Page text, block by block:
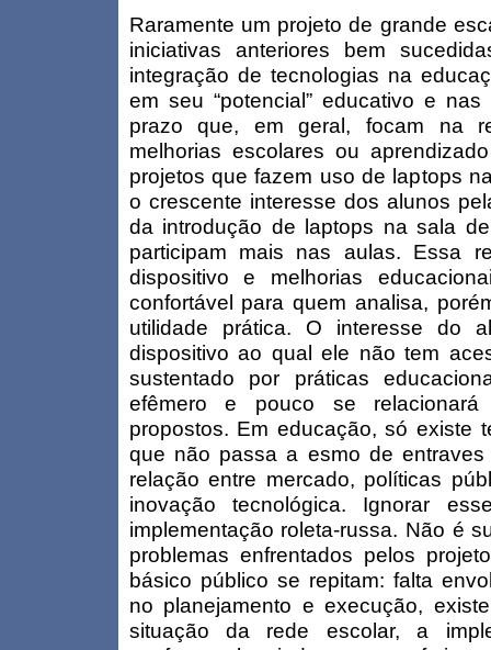
Raramente um projeto de grande
iniciativas anteriores bem
integração de tecnologias na
em seu “potencial” educativo e
prazo que, em geral, focam na
melhorias escolares ou
projetos que fazem uso de laptops
o crescente interesse dos alunos
da introdução de laptops na sala
participam mais nas aulas. Essa
dispositivo e melhorias
confortável para quem analisa,
utilidade prática. O interesse do
dispositivo ao qual ele não tem
sustentado por práticas
efêmero e pouco se relacionará
propostos. Em educação, só existe
que não passa a esmo de
relação entre mercado, políticas
inovação tecnológica. Ignorar
implementação roleta-russa. Não é
problemas enfrentados pelos
básico público se repitam: falta
no planejamento e execução,
situação da rede escolar, a